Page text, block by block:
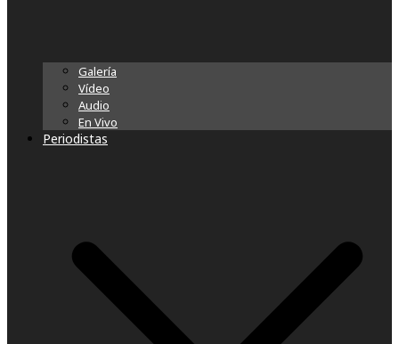
Galería
Vídeo
Audio
En Vivo
Periodistas